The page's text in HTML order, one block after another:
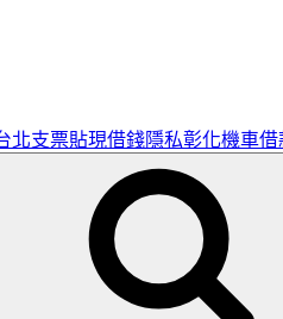
北支票貼現借錢隱私彰化機車借